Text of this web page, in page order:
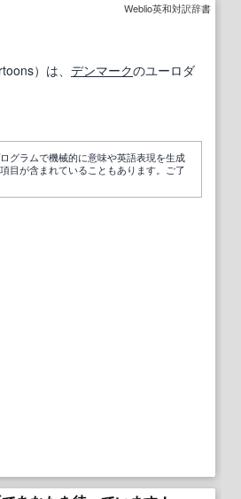
Weblio英和対訳辞書
）は、 デンマークのユーロダ
グラムで機械的に意味や英語表現を生成
目が含まれていることもあります。ご了